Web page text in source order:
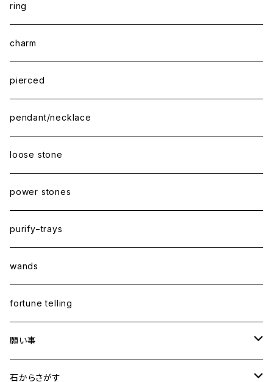
ring
charm
pierced
pendant/necklace
loose stone
power stones
purify−trays
wands
fortune telling
願い事
健康・恋愛・愛情
石からさがす